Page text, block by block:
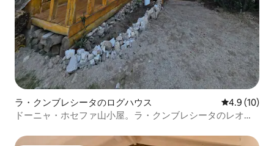
ラ・クンブレシータのログハウス レビュー10
4.9 (10)
ドーニャ・ホセファ山小屋。ラ・クンブレシータのレオノ